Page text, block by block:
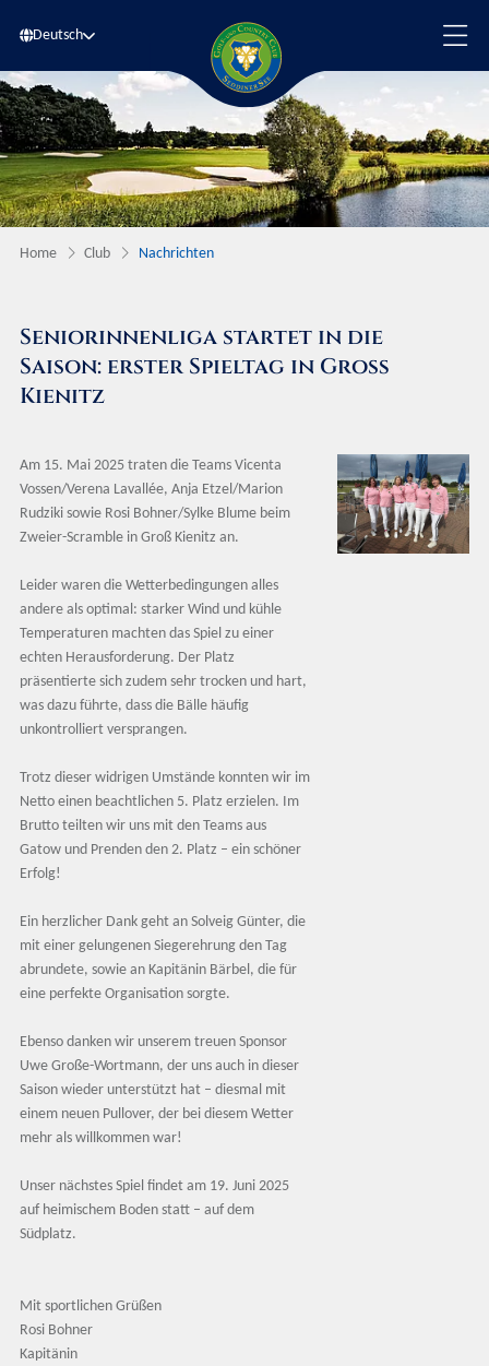
Deutsch
Home Club Nachrichten
Seniorinnenliga startet in die
Saison: erster Spieltag in Groß
Kienitz
Am 15. Mai 2025 traten die Teams Vicenta
Vossen/Verena Lavallée, Anja Etzel/Marion
Rudziki sowie Rosi Bohner/Sylke Blume beim
Zweier-Scramble in Groß Kienitz an.
Leider waren die Wetterbedingungen alles
andere als optimal: starker Wind und kühle
Temperaturen machten das Spiel zu einer
echten Herausforderung. Der Platz
präsentierte sich zudem sehr trocken und hart,
was dazu führte, dass die Bälle häufig
unkontrolliert versprangen.
Trotz dieser widrigen Umstände konnten wir im
Netto einen beachtlichen 5. Platz erzielen. Im
Brutto teilten wir uns mit den Teams aus
Gatow und Prenden den 2. Platz – ein schöner
Erfolg!
Ein herzlicher Dank geht an Solveig Günter, die
mit einer gelungenen Siegerehrung den Tag
abrundete, sowie an Kapitänin Bärbel, die für
eine perfekte Organisation sorgte.
Ebenso danken wir unserem treuen Sponsor
Uwe Große-Wortmann, der uns auch in dieser
Saison wieder unterstützt hat – diesmal mit
einem neuen Pullover, der bei diesem Wetter
mehr als willkommen war!
Unser nächstes Spiel findet am 19. Juni 2025
auf heimischem Boden statt – auf dem
Südplatz.
Mit sportlichen Grüßen
Rosi Bohner
Kapitänin